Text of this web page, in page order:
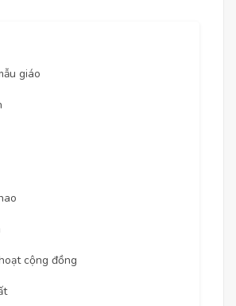
giáo
cộng đồng